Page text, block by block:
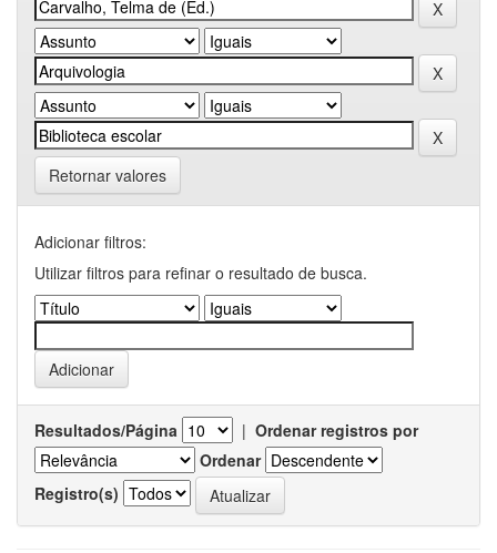
Retornar valores
Adicionar filtros:
Utilizar filtros para refinar o resultado de busca.
Resultados/Página | Ordenar registros por
Ordenar
Registro(s)